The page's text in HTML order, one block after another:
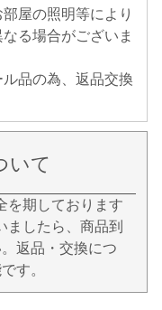
屋の照明等により
る場合がございま
ル品の為、返品交換
いて
を期しております
ましたら、商品到
返品・交換につ
す。